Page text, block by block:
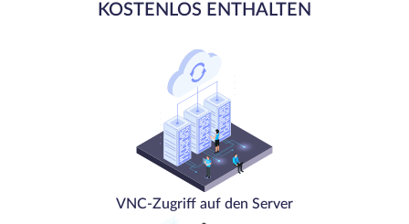
KOSTENLOS ENTHALTEN
VNC-Zugriff auf den Server